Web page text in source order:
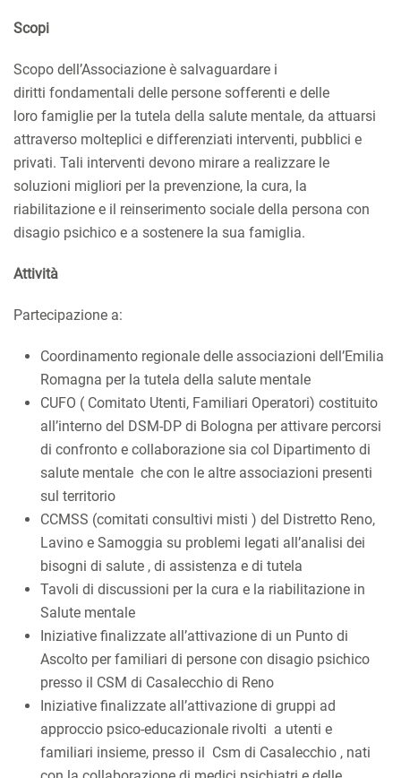
Scopi
Scopo dell’Associazione è salvaguardare i
diritti fondamentali delle persone sofferenti e delle
loro famiglie per la tutela della salute mentale, da attuarsi
attraverso molteplici e differenziati interventi, pubblici e
privati. Tali interventi devono mirare a realizzare le
soluzioni migliori per la prevenzione, la cura, la
riabilitazione e il reinserimento sociale della persona con
disagio psichico e a sostenere la sua famiglia.
Attività
Partecipazione a:
Coordinamento regionale delle associazioni dell’Emilia
Romagna per la tutela della salute mentale
CUFO ( Comitato Utenti, Familiari Operatori) costituito
all’interno del DSM-DP di Bologna per attivare percorsi
di confronto e collaborazione sia col Dipartimento di
salute mentale che con le altre associazioni presenti
sul territorio
CCMSS (comitati consultivi misti ) del Distretto Reno,
Lavino e Samoggia su problemi legati all’analisi dei
bisogni di salute , di assistenza e di tutela
Tavoli di discussioni per la cura e la riabilitazione in
Salute mentale
Iniziative finalizzate all’attivazione di un Punto di
Ascolto per familiari di persone con disagio psichico
presso il CSM di Casalecchio di Reno
Iniziative finalizzate all’attivazione di gruppi ad
approccio psico-educazionale rivolti a utenti e
familiari insieme, presso il Csm di Casalecchio , nati